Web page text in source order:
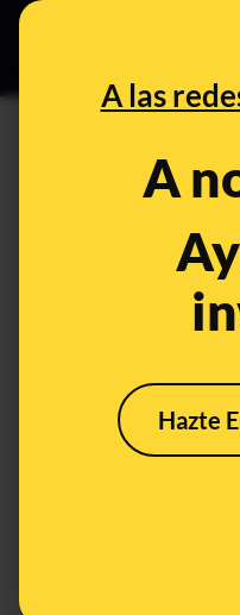
A las
A
Hazte
Cuidado
rescatados